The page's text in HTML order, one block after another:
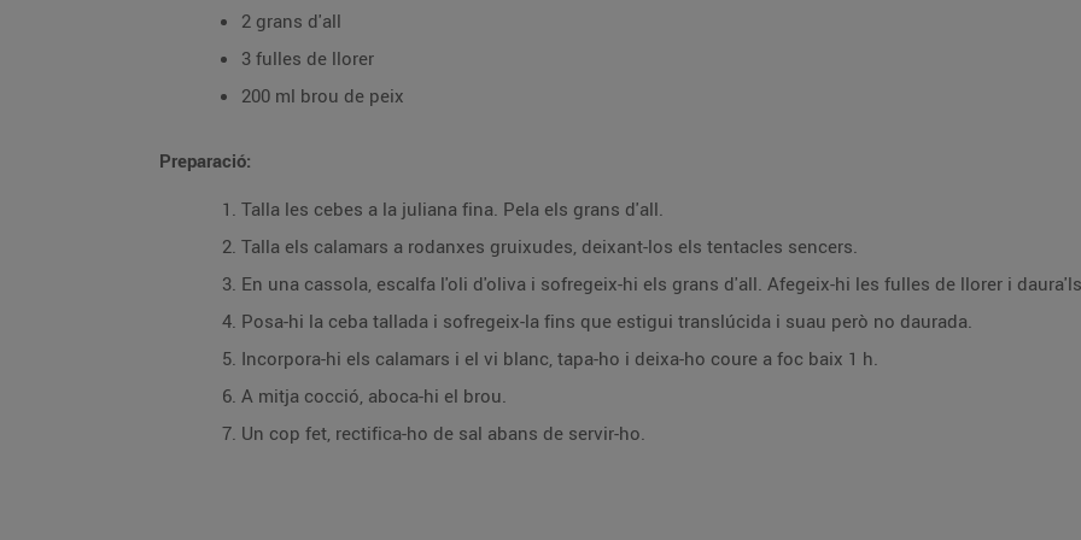
2 grans d'all
3 fulles de llorer
200 ml brou de peix
Preparació:
Talla les cebes a la juliana fina. Pela els grans d'all.
Talla els calamars a rodanxes gruixudes, deixant-los els tentacles sencers.
En una cassola, escalfa l'oli d'oliva i sofregeix-hi els grans d'all. Afegeix-hi les fulles de llorer i
Posa-hi la ceba tallada i sofregeix-la fins que estigui translúcida i suau però no daurada.
Incorpora-hi els calamars i el vi blanc, tapa-ho i deixa-ho coure a foc baix 1 h.
A mitja cocció, aboca-hi el brou.
Un cop fet, rectifica-ho de sal abans de servir-ho.